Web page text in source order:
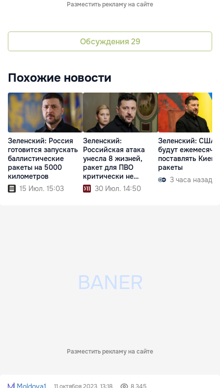
Разместить рекламу на сайте
Обсуждения 29
Похожие новости
Зеленский: Россия
готовится запускать
баллистические
ракеты на 5000
километров
15 Июл. 15:03
Зеленский:
Российская атака
унесла 8 жизней,
ракет для ПВО
критически не
хватает
30 Июл. 14:50
Зеленский: США
будут
поставлять Киеву
ракеты
3 часа назад
Разместить рекламу на сайте